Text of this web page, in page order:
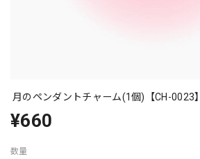
月のペンダントチャーム(1個)【CH-0023】
¥660
数量